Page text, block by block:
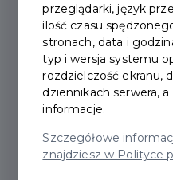
Dom Wiedemanna w
przeglądarki, język
ilość czasu
stronach, data i
typ i wersja systemu
rozdzielczość ekranu,
dziennikach serwera,
informacje.
Szczegółowe
znajdziesz w Polityce